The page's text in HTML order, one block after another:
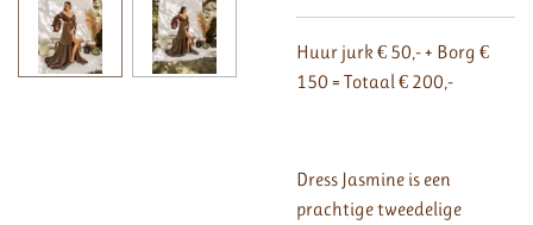
Huur jurk € 50,- + Borg €
150 = Totaal € 200,-
Dress Jasmine is een
prachtige tweedelige